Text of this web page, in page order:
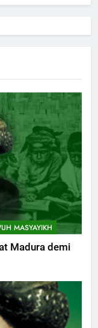
Sukses Dunia
Refleksi dari
Perihal Bulan
Mereka yang
Haji Mabrur
Hak Penting
Berikan Kepada
MASYAYIKH
Madura demi